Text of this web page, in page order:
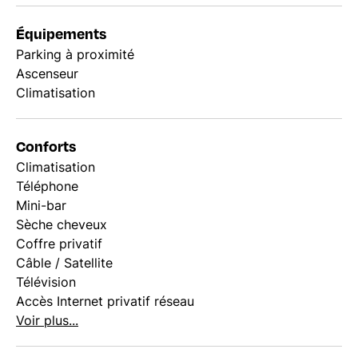
Équipements
Parking à proximité
Ascenseur
Climatisation
Conforts
Climatisation
Téléphone
Mini-bar
Sèche cheveux
Coffre privatif
Câble / Satellite
Télévision
Accès Internet privatif réseau
Voir plus...